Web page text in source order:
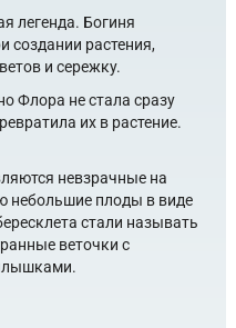
легенда. Богиня
создании растения,
и сережку.
Флора не стала сразу
их в растение.
невзрачные на
небольшие плоды в виде
стали называть
веточки с